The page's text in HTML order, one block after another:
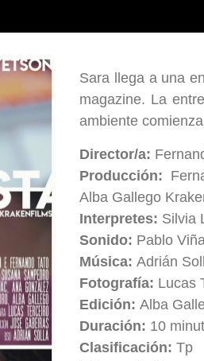
Sara llega a una
magazine. La
ambiente
Director/a:
Producción:
Alba Gallego
Interpretes: Silvia
Sonido: Pablo Viña
Música:Adrián
Fotografía: Lucas
Edición:Alba
Duración: 10
Clasificación:Tp